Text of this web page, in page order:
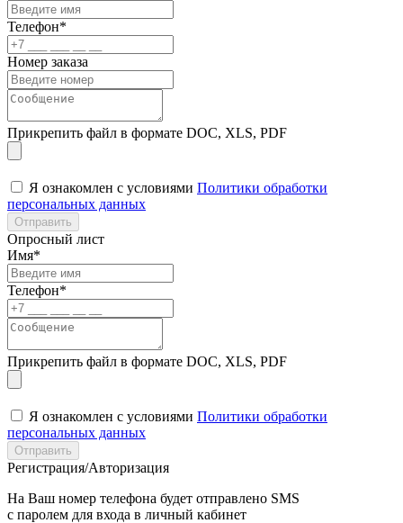
Телефон*
Номер заказа
Прикрепить файл в формате DOC, XLS, PDF
Я ознакомлен с условиями Политики обработки
персональных данных
Отправить
Опросный лист
Имя*
Телефон*
Прикрепить файл в формате DOC, XLS, PDF
Я ознакомлен с условиями Политики обработки
персональных данных
Отправить
Регистрация/Авторизация
На Ваш номер телефона будет отправлено SMS
с паролем для входа в личный кабинет